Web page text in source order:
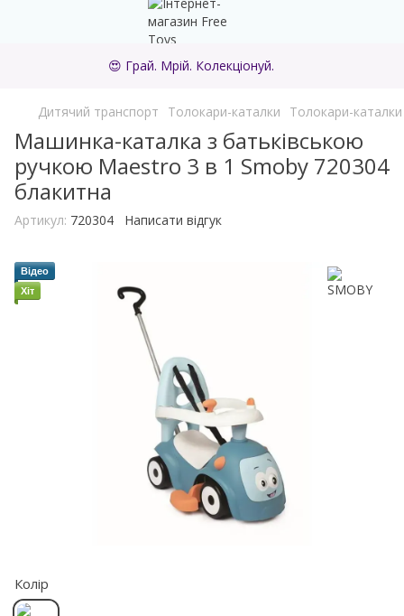
😍 Грай. Мрій. Колекціонуй.
Дитячий транспорт Толокари-каталки Толокари-
Машинка-каталка з батьківською
ручкою Maestro 3 в 1 Smoby 720304
блакитна
Артикул: 720304 Написати відгук
Відео
Хіт
Колір